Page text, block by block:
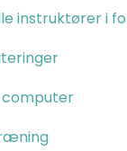
instruktører i
computer